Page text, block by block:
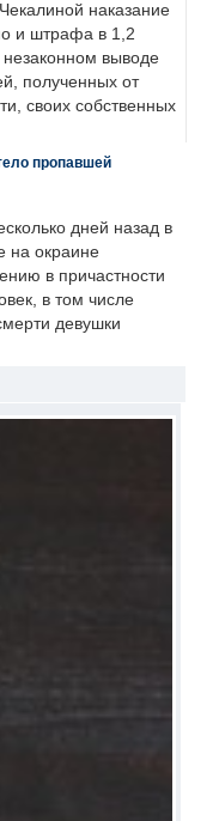
наказание
и штрафа в 1,2
выводе
полученных от
своих собственных
пропавшей
дней назад в
на окраине
в причастности
в том числе
девушки